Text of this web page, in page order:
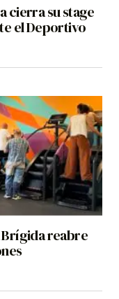
cierra su stage
el Deportivo
Brígida reabre